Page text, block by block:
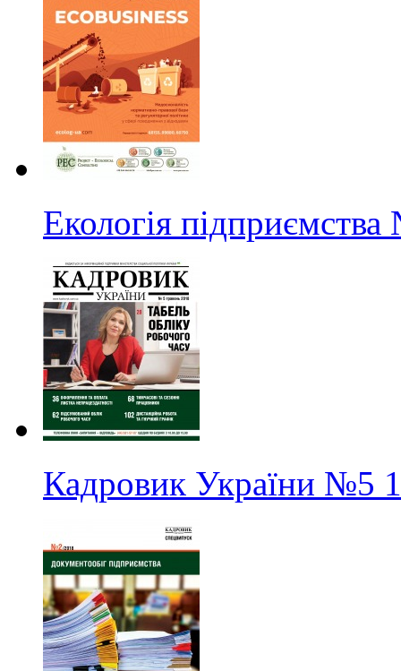
Екологія підприємства
Кадровик України №5